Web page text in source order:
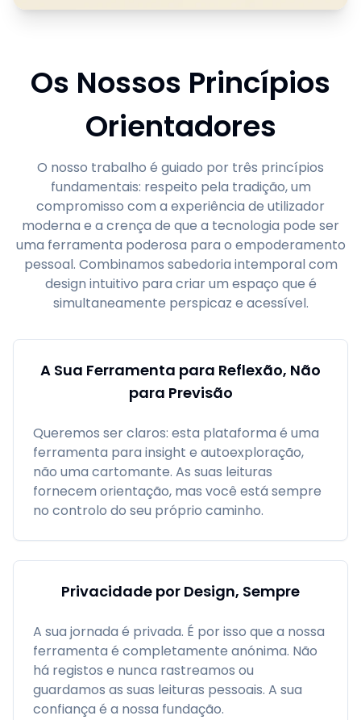
Os Nossos Princípios
Orientadores
O nosso trabalho é guiado por três princípios
fundamentais: respeito pela tradição, um
compromisso com a experiência de utilizador
moderna e a crença de que a tecnologia pode ser
uma ferramenta poderosa para o empoderamento
pessoal. Combinamos sabedoria intemporal com
design intuitivo para criar um espaço que é
simultaneamente perspicaz e acessível.
A Sua Ferramenta para Reflexão, Não
para Previsão
Queremos ser claros: esta plataforma é uma
ferramenta para insight e autoexploração,
não uma cartomante. As suas leituras
fornecem orientação, mas você está sempre
no controlo do seu próprio caminho.
Privacidade por Design, Sempre
A sua jornada é privada. É por isso que a nossa
ferramenta é completamente anónima. Não
há registos e nunca rastreamos ou
guardamos as suas leituras pessoais. A sua
confiança é a nossa fundação.